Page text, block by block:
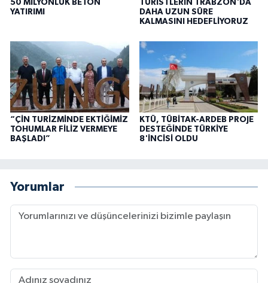
50 MİLYONLUK BETON
YATIRIMI
TURİSTLERİN TRABZON'DA
DAHA UZUN SÜRE
KALMASINI HEDEFLİYORUZ
“ÇİN TURİZMİNDE EKTİĞİMİZ
TOHUMLAR FİLİZ VERMEYE
BAŞLADI”
KTÜ, TÜBİTAK-ARDEB PROJE
DESTEĞİNDE TÜRKİYE
8'İNCİSİ OLDU
Yorumlar